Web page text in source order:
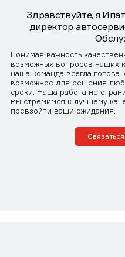
Здравствуйте, я
директор
Понимая важность
возможных вопросов наших
наша команда всегда готова
возможное для решения
сроки. Наша работа не
мы стремимся к лучшему
превзойти ваши ожидания.